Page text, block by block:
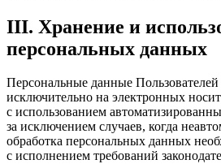
III. Хранение и
персональных данных
Персональные данные Пользователей
исключительно на электронных
с использованием
за исключением случаев, когда
обработка персональных данных
с исполнением требований